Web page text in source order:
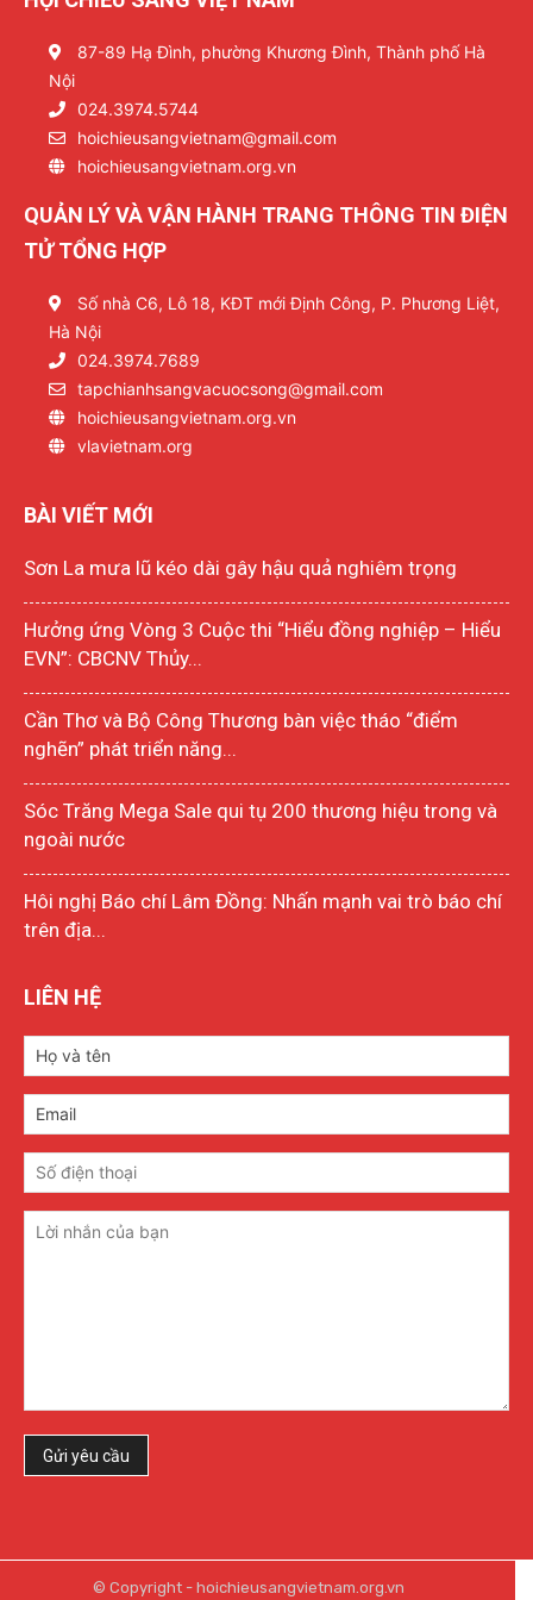
87-89 Hạ Đình, phường Khương Đình, Thành phố Hà
Nội
024.3974.5744
hoichieusangvietnam@gmail.com
hoichieusangvietnam.org.vn
QUẢN LÝ VÀ VẬN HÀNH TRANG THÔNG TIN ĐIỆN
TỬ TỔNG HỢP
Số nhà C6, Lô 18, KĐT mới Định Công, P. Phương Liệt,
Hà Nội
024.3974.7689
tapchianhsangvacuocsong@gmail.com
hoichieusangvietnam.org.vn
vlavietnam.org
BÀI VIẾT MỚI
Sơn La mưa lũ kéo dài gây hậu quả nghiêm trọng
Hưởng ứng Vòng 3 Cuộc thi “Hiểu đồng nghiệp – Hiểu
EVN”: CBCNV Thủy...
Cần Thơ và Bộ Công Thương bàn việc tháo “điểm
nghẽn” phát triển năng...
Sóc Trăng Mega Sale qui tụ 200 thương hiệu trong và
ngoài nước
Hôi nghị Báo chí Lâm Đồng: Nhấn mạnh vai trò báo chí
trên địa...
LIÊN HỆ
© Copyright - hoichieusangvietnam.org.vn